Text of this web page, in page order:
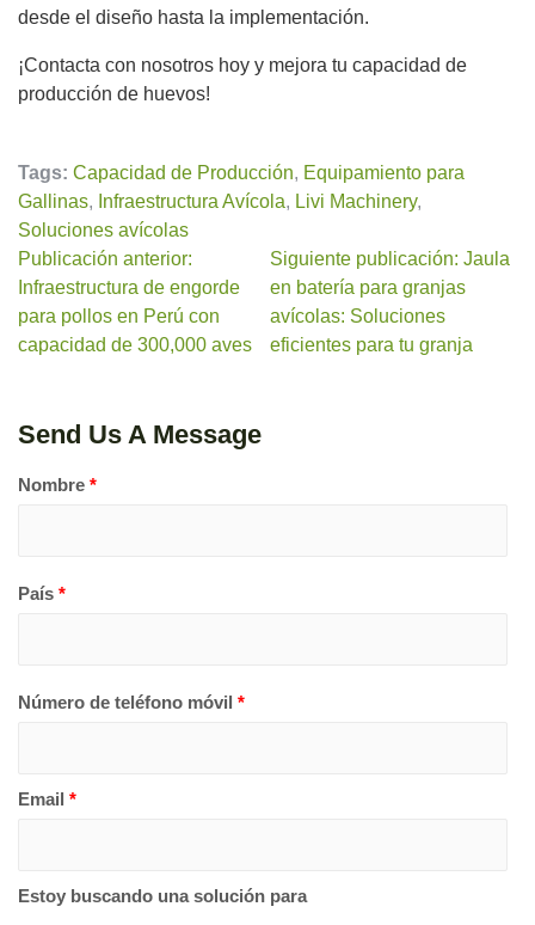
desde el diseño hasta la implementación.
¡Contacta con nosotros hoy y mejora tu capacidad de
producción de huevos!
Tags: Capacidad de Producción, Equipamiento para
Gallinas, Infraestructura Avícola, Livi Machinery,
Soluciones avícolas
Publicación anterior:
Infraestructura de engorde
para pollos en Perú con
capacidad de 300,000 aves
Siguiente publicación: Jaula
en batería para granjas
avícolas: Soluciones
eficientes para tu granja
Send Us A Message
Nombre *
País *
Número de teléfono móvil *
Email *
Estoy buscando una solución para